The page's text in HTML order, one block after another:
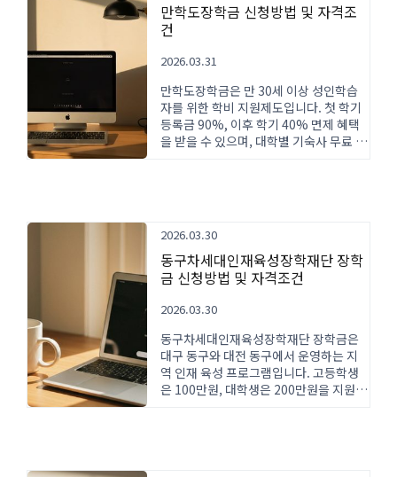
만학도장학금 신청방법 및 자격조
건
2026.03.31
만학도장학금은 만 30세 이상 성인학습
자를 위한 학비 지원제도입니다. 첫 학기
등록금 90%, 이후 학기 40% 면제 혜택
을 받을 수 있으며, 대학별 기숙사 무료 제
2026.03.30
동구차세대인재육성장학재단 장학
금 신청방법 및 자격조건
2026.03.30
동구차세대인재육성장학재단 장학금은
대구 동구와 대전 동구에서 운영하는 지
역 인재 육성 프로그램입니다. 고등학생
은 100만원, 대학생은 200만원을 지원하